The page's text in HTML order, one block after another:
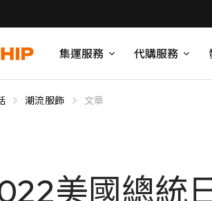
集運服務 代購服務
潮流服飾 文章
美國總統